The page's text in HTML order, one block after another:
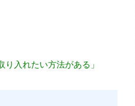
入れたい方法がある」